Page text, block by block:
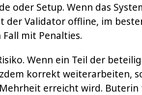
oder Setup. Wenn das
Validator offline, im
mit Penalties.
Wenn ein Teil der
korrekt weiterarbeiten,
erreicht wird. Buterin